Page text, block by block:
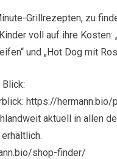
Grillrezepten, zu
voll auf ihre Kosten:
und „Hot Dog mit
https://hermann.bio/
aktuell in allen
shop-finder/